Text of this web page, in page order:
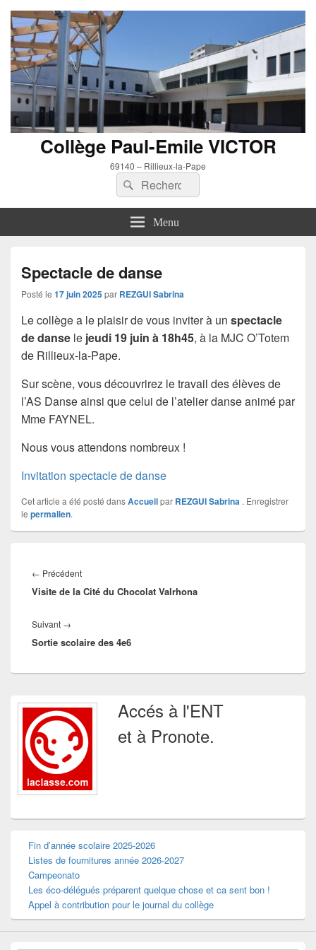
Collège Paul-Emile VICTOR
69140 – Rillieux-la-Pape
Recherche :
Rechercher
Menu
Spectacle de danse
Posté le 17 juin 2025par REZGUI Sabrina
Le collège a le plaisir de vous inviter à un spectacle
de danse le jeudi 19 juin à 18h45, à la MJC O’Totem
de Rillieux-la-Pape.
Sur scène, vous découvrirez le travail des élèves de
l’AS Danse ainsi que celui de l’atelier danse animé par
Mme FAYNEL.
Nous vous attendons nombreux !
Invitation spectacle de danse
Cet article a été posté dansAccueilpar REZGUI Sabrina . Enregistrer
le permalien.
de
l’article
← PrécédentArticle
précédent :
Visite de la Cité du Chocolat Valrhona
Suivant →
suivant :
Sortie scolaire des 4e6
Zone
principale
widget
pour
barre
latérale
Accés à l'ENT
et à Pronote.
Fin d’année scolaire 2025-2026
Listes de fournitures année 2026-2027
Campeonato
Les éco-délégués préparent quelque chose et ca sent bon !
Appel à contribution pour le journal du collège
Panneau de gestion des cookies